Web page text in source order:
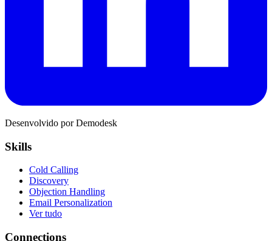
Desenvolvido por Demodesk
Skills
Cold Calling
Discovery
Objection Handling
Email Personalization
Ver tudo
Connections